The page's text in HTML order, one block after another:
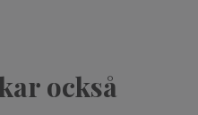
också